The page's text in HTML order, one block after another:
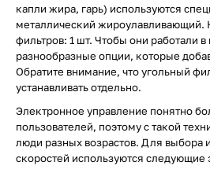
капли жира, гарь) используются
металлический жироулавливающий.
фильтров: 1 шт. Чтобы они работали
разнообразные опции, которые
Обратите внимание, что угольный
устанавливать отдельно.
Электронное управление понятно
пользователей, поэтому с такой
люди разных возрастов. Для выбора
скоростей используются